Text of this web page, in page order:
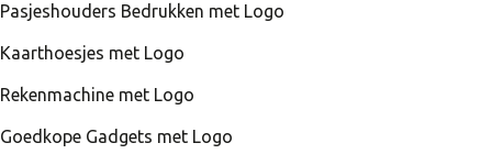
Pasjeshouders Bedrukken met Logo
Kaarthoesjes met Logo
Rekenmachine met Logo
Goedkope Gadgets met Logo